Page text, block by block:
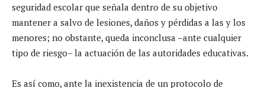
seguridad escolar que señala dentro de su objetivo
mantener a salvo de lesiones, daños y pérdidas a las y los
menores; no obstante, queda inconclusa –ante cualquier
tipo de riesgo– la actuación de las autoridades educativas.
Es así como, ante la inexistencia de un protocolo de